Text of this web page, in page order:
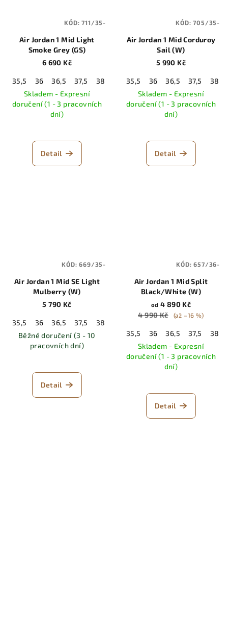
Air Jordan 1 Mid Light
Smoke Grey (GS)
6 690 Kč
35,5 36 36,5 37,5 38 38,5 39
40
Skladem - Expresní
doručení (1 - 3 pracovních
dní)
Detail
KÓD:711/35-
Air Jordan 1 Mid Corduroy
Sail (W)
5 990 Kč
35,5 36 36,5 37,5 38
Skladem - Expresní
doručení (1 - 3 pracovních
dní)
Detail
KÓD:705/35-
Air Jordan 1 Mid SE Light
Mulberry (W)
5 790 Kč
35,5 36 36,5 37,5 38
Běžné doručení (3 - 10
pracovních dní)
Detail
KÓD:669/35-
Air Jordan 1 Mid Split
Black/White (W)
od 4 890 Kč
4 990 Kč
(až –16 %)
35,5 36 36,5 37,5 38
Skladem - Expresní
doručení (1 - 3 pracovních
dní)
Detail
KÓD:657/36-